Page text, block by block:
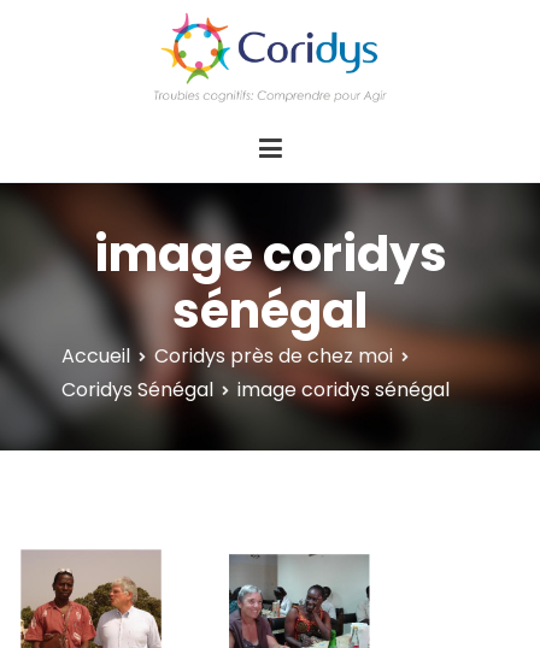
d'actions Information Accompagnement
Innovation/E­xpertise Formations autour des
troubles cognitifs dys ou acquis
image coridys
sénégal
Accueil
Coridys près de chez moi
Coridys Sénégal
image coridys sénégal